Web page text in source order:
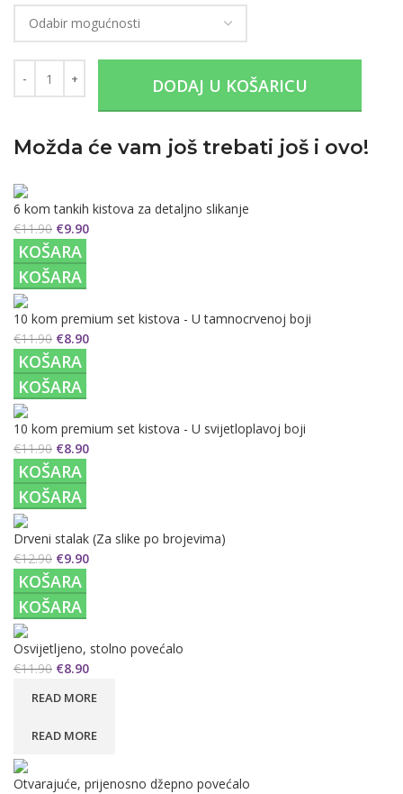
DODAJ U KOŠARICU
Možda će vam još trebati još i ovo!
6 kom tankih kistova za detaljno slikanje
€11.90 €9.90
KOŠARA
KOŠARA
10 kom premium set kistova - U tamnocrvenoj boji
€11.90 €8.90
KOŠARA
KOŠARA
10 kom premium set kistova - U svijetloplavoj boji
€11.90 €8.90
KOŠARA
KOŠARA
Drveni stalak (Za slike po brojevima)
€12.90 €9.90
KOŠARA
KOŠARA
Osvijetljeno, stolno povećalo
€11.90 €8.90
READ MORE
READ MORE
Otvarajuće, prijenosno džepno povećalo